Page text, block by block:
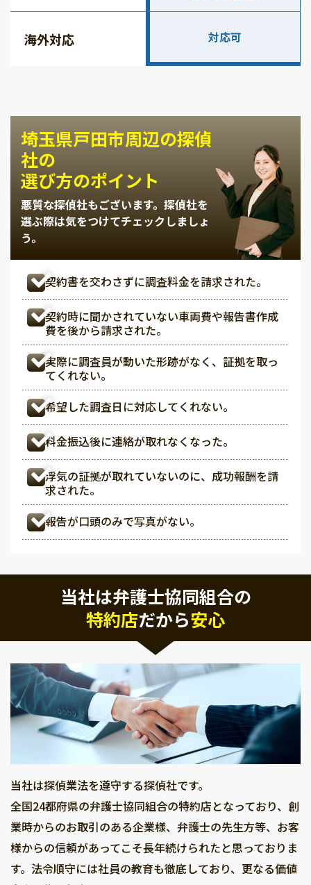
海外対応 対応可
埼玉県戸田市周辺の探偵
社の
選び方のポイント
悪質な探偵社もございます。 探偵社を
選ぶ際は気をつけてチェックしましょ
う。
契約書を交わさずに調査料金を請求された。
契約時に聞かされていない車両費や報告書作成
費を後から請求された。
実際に調査員が動いた形跡がなく、証拠を取っ
てくれない。
希望した調査日に対応してくれない。
料金振込後に連絡が取れなくなった。
浮気の証拠が取れていないのに、成功報酬を請
求された。
報告が口頭のみで写真がない。
当社は弁護士協同組合の
特約店だから安心
当社は探偵業法を遵守する探偵社です。
全国24都府県の弁護士協同組合の特約店となっており、創
業時からのお取引のある企業様、弁護士の先生方等、お客
様からの信頼があってこそ長年続けられたと思っておりま
す。法令順守には社員の教育も徹底しており、更なる価値